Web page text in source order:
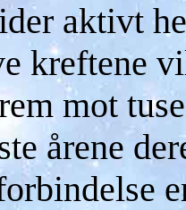
aktivt
kreftene
mot
årene